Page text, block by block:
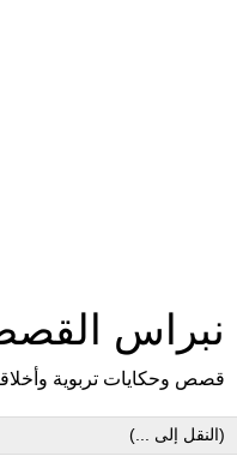
نبراس
قصص وحكايات تربوية